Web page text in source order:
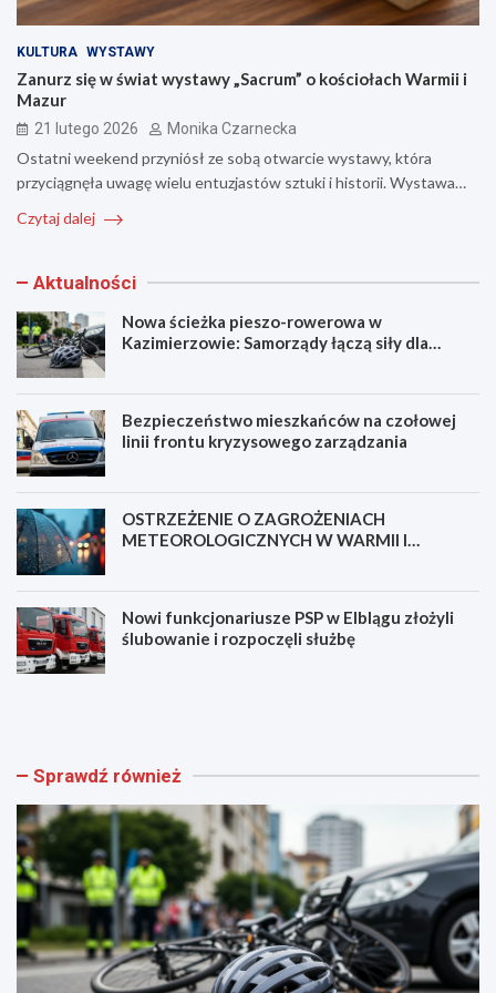
KULTURA WYSTAWY
Zanurz się w świat wystawy „Sacrum” o kościołach Warmii i
Mazur
21 lutego 2026 Monika Czarnecka
Ostatni weekend przyniósł ze sobą otwarcie wystawy, która
przyciągnęła uwagę wielu entuzjastów sztuki i historii. Wystawa…
Czytaj dalej
Aktualności
Nowa ścieżka pieszo-rowerowa w
Kazimierzowie: Samorządy łączą siły dla
Bezpieczeństwo mieszkańców na czołowej
linii frontu kryzysowego zarządzania
OSTRZEŻENIE O ZAGROŻENIACH
METEOROLOGICZNYCH W WARMII I
Nowi funkcjonariusze PSP w Elblągu złożyli
ślubowanie i rozpoczęli służbę
N
c
e
ż
k
a
p
e
s
B
e
z
e
ń
s
t
o
m
Sprawdź również